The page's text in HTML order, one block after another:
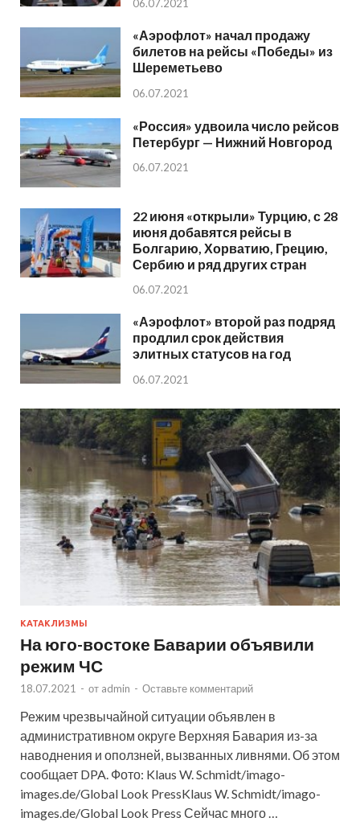
06.07.2021
«Аэрофлот» начал продажу
билетов на рейсы «Победы» из
Шереметьево
06.07.2021
«Россия» удвоила число рейсов
Петербург — Нижний Новгород
06.07.2021
22 июня «открыли» Турцию, с 28
июня добавятся рейсы в
Болгарию, Хорватию, Грецию,
Сербию и ряд других стран
06.07.2021
«Аэрофлот» второй раз подряд
продлил срок действия
элитных статусов на год
06.07.2021
КАТАКЛИЗМЫ
На юго-востоке Баварии объявили
режим ЧС
18.07.2021 - от admin - Оставьте комментарий
Режим чрезвычайной ситуации объявлен в
административном округе Верхняя Бавария из-за
наводнения и оползней, вызванных ливнями. Об этом
сообщает DPA. Фото: Klaus W. Schmidt/imago-
images.de/Global Look PressKlaus W. Schmidt/imago-
images.de/Global Look Press Сейчас много …